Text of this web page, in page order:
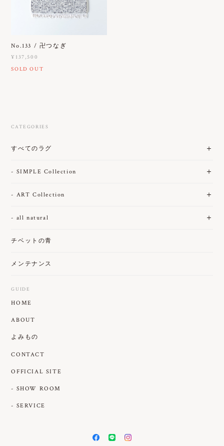
No.133 / 卍つなぎ
¥137,500
SOLD OUT
CATEGORIES
すべてのラグ
- SIMPLE Collection
- ART Collection
- all natural
チベットの青
メンテナンス
GUIDE
HOME
ABOUT
よみもの
CONTACT
OFFICIAL SITE
- SHOW ROOM
- SERVICE